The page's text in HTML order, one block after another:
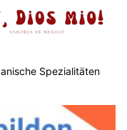
Spezialitäten